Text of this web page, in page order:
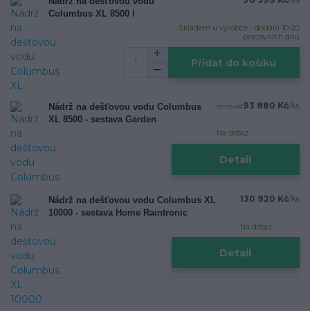
Columbus XL 8500 l
Skladem u výrobce - dodání 10-20
pracovních dnů
Přidat do košíku
Nádrž na dešťovou vodu Columbus
XL 8500 - sestava Garden
cena od93 880 Kč/ks
Na dotaz
Detail
Nádrž na dešťovou vodu Columbus XL
10000 - sestava Home Raintronic
130 920 Kč/ks
Na dotaz
Detail